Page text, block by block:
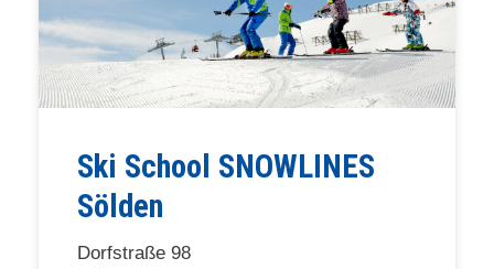
Ski School SNOWLINES
Sölden
Dorfstraße 98